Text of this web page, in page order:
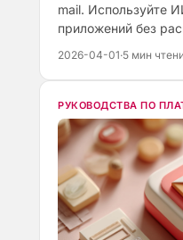
mail. Используйте
приложений без
2026-04-01·5 мин
РУКОВОДСТВА ПО